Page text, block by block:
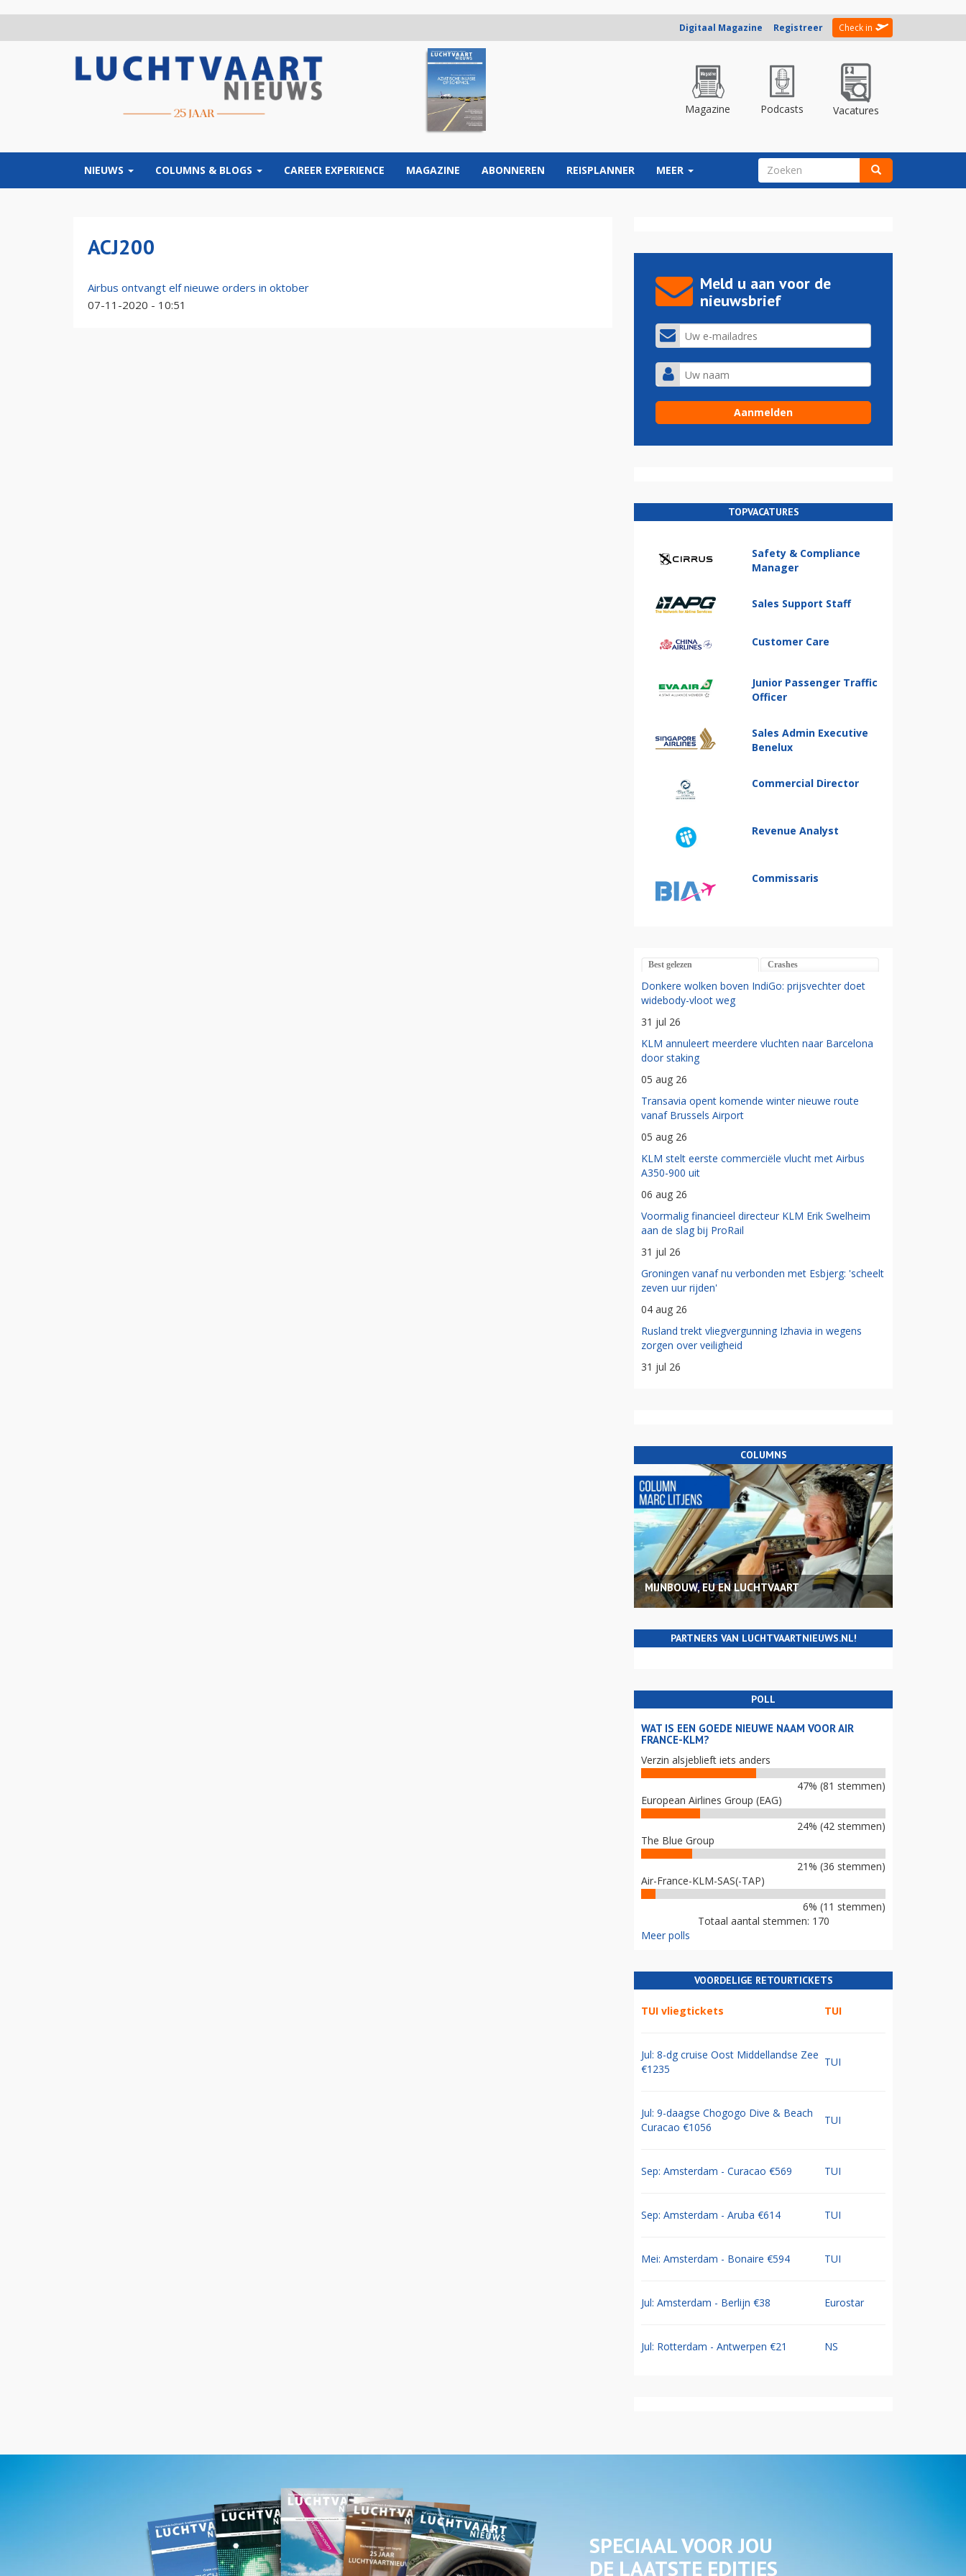
Digitaal Magazine Registreer Check in
Magazine Podcasts Vacatures
NIEUWS COLUMNS & BLOGS CAREER EXPERIENCE MAGAZINE ABONNEREN REISPLANNER MEER ZOEKVELD
ACJ200
Airbus ontvangt elf nieuwe orders in oktober
07-11-2020 - 10:51
Meld u aan voor de
nieuwsbrief
TOPVACATURES
Safety & Compliance
Manager
Sales Support Staff
Customer Care
Junior Passenger Traffic
Officer
Sales Admin Executive
Benelux
Commercial Director
Revenue Analyst
Commissaris
Best gelezen Crashes
Donkere wolken boven IndiGo: prijsvechter doet
widebody-vloot weg
31 jul 26
KLM annuleert meerdere vluchten naar Barcelona
door staking
05 aug 26
Transavia opent komende winter nieuwe route
vanaf Brussels Airport
05 aug 26
KLM stelt eerste commerciële vlucht met Airbus
A350-900 uit
06 aug 26
Voormalig financieel directeur KLM Erik Swelheim
aan de slag bij ProRail
31 jul 26
Groningen vanaf nu verbonden met Esbjerg: 'scheelt
zeven uur rijden'
04 aug 26
Rusland trekt vliegvergunning Izhavia in wegens
zorgen over veiligheid
31 jul 26
COLUMNS
MIJNBOUW, EU EN LUCHTVAART
PARTNERS VAN LUCHTVAARTNIEUWS.NL!
POLL
WAT IS EEN GOEDE NIEUWE NAAM VOOR AIR
FRANCE-KLM?
Verzin alsjeblieft iets anders
47% (81 stemmen)
European Airlines Group (EAG)
24% (42 stemmen)
The Blue Group
21% (36 stemmen)
Air-France-KLM-SAS(-TAP)
6% (11 stemmen)
Totaal aantal stemmen: 170
Meer polls
VOORDELIGE RETOURTICKETS
TUI vliegtickets TUI
Jul: 8-dg cruise Oost Middellandse Zee
€1235
TUI
Jul: 9-daagse Chogogo Dive & Beach
Curacao €1056
TUI
Sep: Amsterdam - Curacao €569 TUI
Sep: Amsterdam - Aruba €614 TUI
Mei: Amsterdam - Bonaire €594 TUI
Jul: Amsterdam - Berlijn €38 Eurostar
Jul: Rotterdam - Antwerpen €21 NS
SPECIAAL VOOR JOU
DE LAATSTE EDITIES